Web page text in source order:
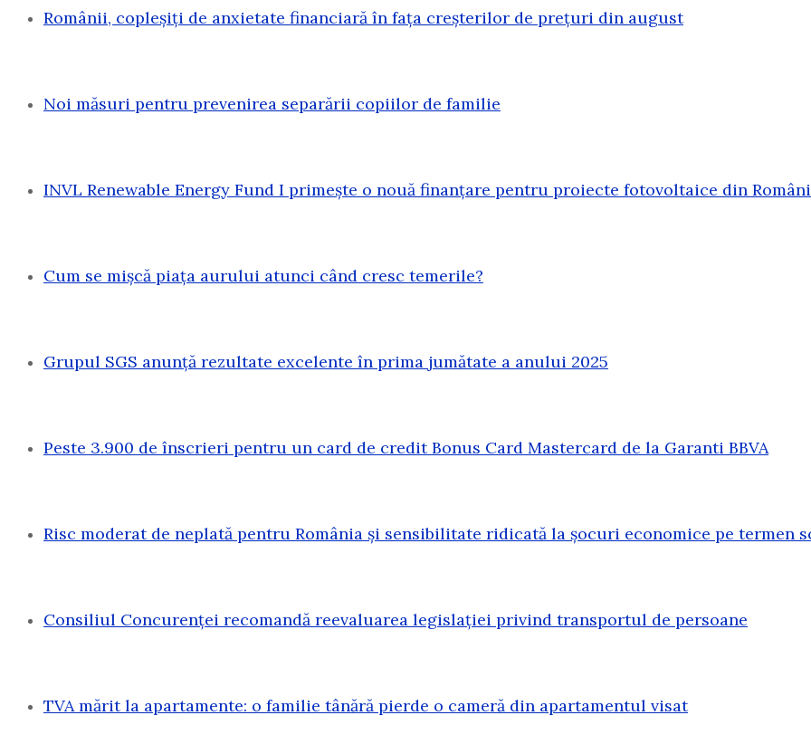
Românii, copleșiți de anxietate financiară în fața creșterilor de prețuri din august
Noi măsuri pentru prevenirea separării copiilor de familie
INVL Renewable Energy Fund I primește o nouă finanțare pentru proiecte fotovoltaice din
Cum se mișcă piața aurului atunci când cresc temerile?
Grupul SGS anunță rezultate excelente în prima jumătate a anului 2025
Peste 3.900 de înscrieri pentru un card de credit Bonus Card Mastercard de la Garanti BBVA
Risc moderat de neplată pentru România și sensibilitate ridicată la șocuri economice pe termen
Consiliul Concurenței recomandă reevaluarea legislației privind transportul de persoane
TVA mărit la apartamente: o familie tânără pierde o cameră din apartamentul visat